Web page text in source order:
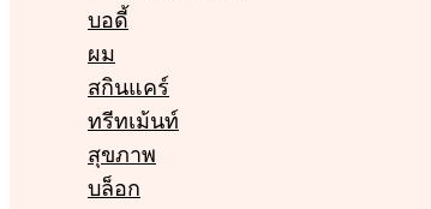
บอดี้
ผม
สกินแคร์
ทรีทเม้นท์
สุขภาพ
บล็อก